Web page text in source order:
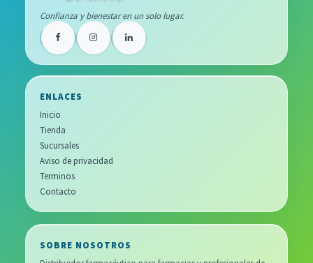
Confianza y bienestar en un solo lugar.
ENLACES
Inicio
Tienda
Sucursales
Aviso de privacidad
Terminos
Contacto
SOBRE NOSOTROS